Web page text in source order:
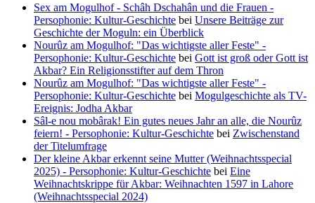
Sex am Mogulhof - Schâh Dschahân und die Frauen -
Persophonie: Kultur-Geschichte bei Unsere Beiträge zur
Geschichte der Moguln: ein Überblick
Nourûz am Mogulhof: "Das wichtigste aller Feste" -
Persophonie: Kultur-Geschichte bei Gott ist groß oder Gott ist
Akbar? Ein Religionsstifter auf dem Thron
Nourûz am Mogulhof: "Das wichtigste aller Feste" -
Persophonie: Kultur-Geschichte bei Mogulgeschichte als TV-
Ereignis: Jodha Akbar
Sâl-e nou mobârak! Ein gutes neues Jahr an alle, die Nourûz
feiern! - Persophonie: Kultur-Geschichte bei Zwischenstand
der Titelumfrage
Der kleine Akbar erkennt seine Mutter (Weihnachtsspecial
2025) - Persophonie: Kultur-Geschichte bei Eine
Weihnachtskrippe für Akbar: Weihnachten 1597 in Lahore
(Weihnachtsspecial 2024)